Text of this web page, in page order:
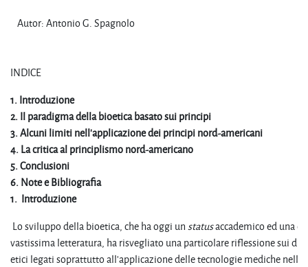
Autor: Antonio G. Spagnolo
INDICE
1. Introduzione
2. Il paradigma della bioetica basato sui principi
3. Alcuni limiti nell'applicazione dei principi nord-americani
4. La critica al principlismo nord-americano
5. Conclusioni
6. Note e Bibliografia
1. Introduzione
Lo sviluppo della bioetica, che ha oggi unstatusaccademico ed una
vastissima letteratura, ha risvegliato una particolare riflessione sui
etici legati soprattutto all’applicazione delle tecnologie mediche nella